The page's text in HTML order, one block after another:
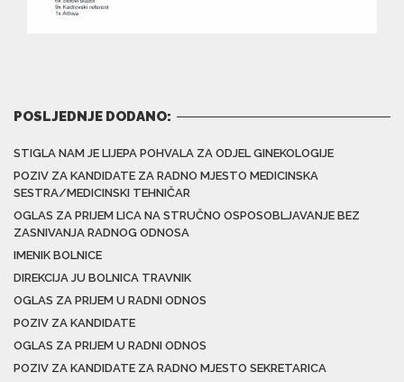
POSLJEDNJE DODANO:
STIGLA NAM JE LIJEPA POHVALA ZA ODJEL GINEKOLOGIJE
POZIV ZA KANDIDATE ZA RADNO MJESTO MEDICINSKA
SESTRA/MEDICINSKI TEHNIČAR
OGLAS ZA PRIJEM LICA NA STRUČNO OSPOSOBLJAVANJE BEZ
ZASNIVANJA RADNOG ODNOSA
IMENIK BOLNICE
DIREKCIJA JU BOLNICA TRAVNIK
OGLAS ZA PRIJEM U RADNI ODNOS
POZIV ZA KANDIDATE
OGLAS ZA PRIJEM U RADNI ODNOS
POZIV ZA KANDIDATE ZA RADNO MJESTO SEKRETARICA